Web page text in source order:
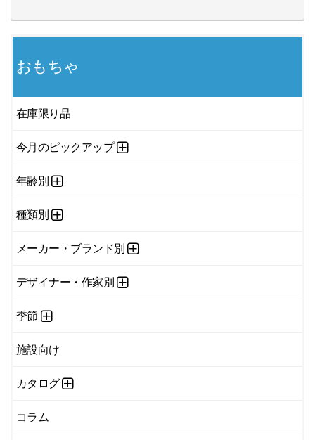
おもちゃ
在庫限り品
今月のピックアップ
年齢別
種類別
メーカー・ブランド別
デザイナー・作家別
季節
施設向け
カタログ
コラム